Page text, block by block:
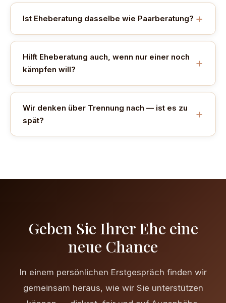
Ist Eheberatung dasselbe wie Paarberatung?
Hilft Eheberatung auch, wenn nur einer noch
kämpfen will?
Wir denken über Trennung nach — ist es zu
spät?
Geben Sie Ihrer Ehe eine
neue Chance
In einem persönlichen Erstgespräch finden wir
gemeinsam heraus, wie wir Sie unterstützen